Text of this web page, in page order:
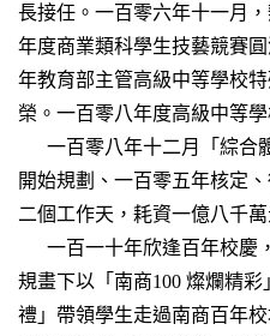
長接任。一百零六年十一月
年度商業類科學生技藝競賽
年教育部主管高級中等學校
榮。一百零八年度高級中等
一百零八年十二月「綜合
開始規劃、一百零五年核定
二個工作天，耗資一億八千萬
一百一十年欣逢百年校慶
規畫下以「南商100 燦爛精
禮」帶領學生走過南商百年